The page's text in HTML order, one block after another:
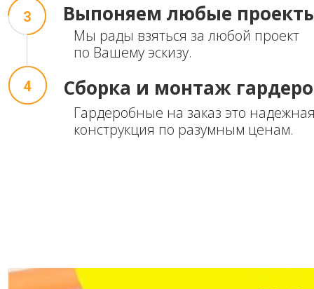
Выпоняем любые
Сборка и монтаж
Мы рады взяться за любой проект
по Вашему эскизу.
Гардеробные на заказ это
конструкция по разумным ценам.
3
4